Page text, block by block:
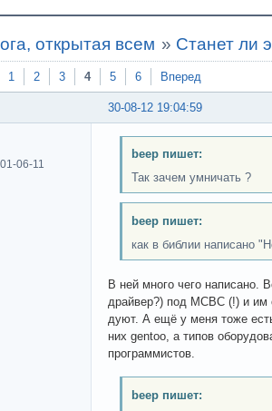
открытая всем » Станет ли
1 2 3 4 5 6 Вперед
30-08-12 19:04:59
06-11
beep пишет:
Так зачем умничать ?
beep пишет:
как в библии написано
В ней много чего написано.
драйвер?) под МСВС (!) и им
дуют. А ещё у меня тоже
них gentoo, а типов
программистов.
beep пишет: